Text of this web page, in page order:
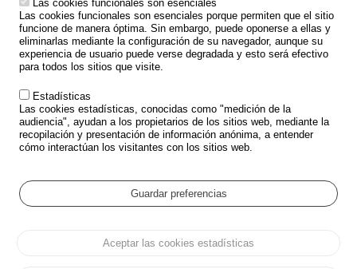
TRATAMIENTO DE DATOS PERSONALES PROCEDENTES DE
ACCIDENTES DE TRÁFICO
ESTUDIOS
CONVOCATORIA DE PROYECTOS DE ESTUDIOS
POLÍTICA DE SEGURIDAD VIAL
Outils
EVENTOS
GLOSARIO
Cookie settings
Protección de datos y CookiesAdministrar las cookies
Las cookies funcionales son esenciales
Las cookies funcionales son esenciales porque permiten que el sitio
funcione de manera óptima. Sin embargo, puede oponerse a ellas y
eliminarlas mediante la configuración de su navegador, aunque su
experiencia de usuario puede verse degradada y esto será efectivo
para todos los sitios que visite.
Estadísticas
Las cookies estadísticas, conocidas como "medición de la
audiencia", ayudan a los propietarios de los sitios web, mediante la
recopilación y presentación de información anónima, a entender
cómo interactúan los visitantes con los sitios web.
Guardar preferencias
Aceptar las cookies estadísticas